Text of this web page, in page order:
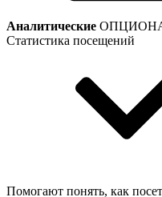
Аналитические
Статистика посещений
Помогают понять, как